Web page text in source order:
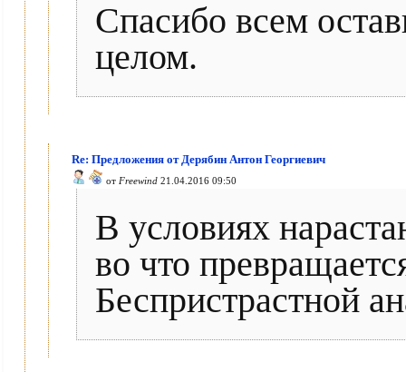
Спасибо всем
целом.
Re: Предложения от Дерябин Антон Георгиевич
от Freewind 21.04.2016 09:50
В условиях
во что
Беспристрастной